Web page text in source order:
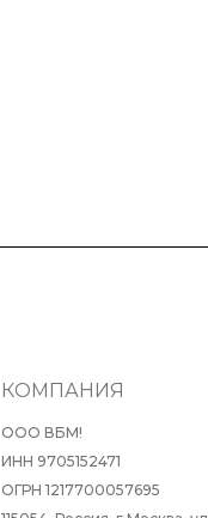
ООО ВБМ!
ИНН 9705152471
ОГРН 1217700057695
КОМПАНИЯ